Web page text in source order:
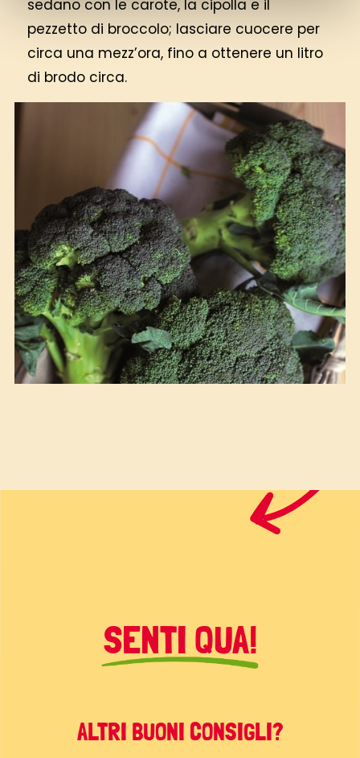
sedano con le carote, la cipolla e il
pezzetto di broccolo; lasciare cuocere per
circa una mezz’ora, fino a ottenere un litro
di brodo circa.
SENTI QUA!
ALTRI BUONI CONSIGLI?